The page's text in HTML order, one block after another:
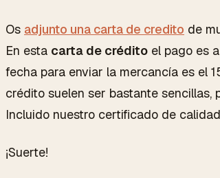
Os adjunto una carta de credito de
En esta carta de crédito el pago es
fecha para enviar la mercancía es el
crédito suelen ser bastante
Incluido nuestro certificado de
¡Suerte!